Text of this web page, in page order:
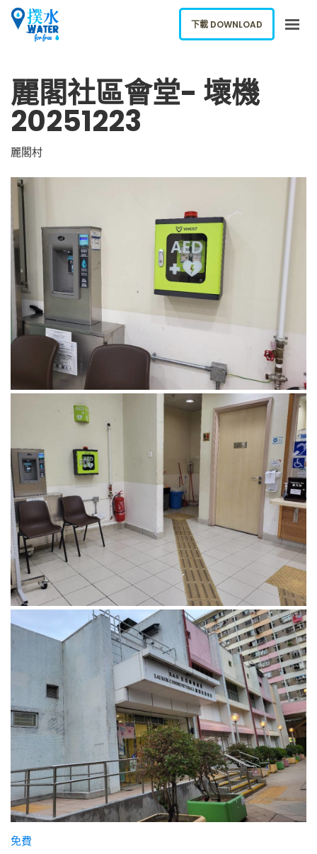
關於我們
下載應用
網誌
ENGLISH
下載 DOWNLOAD
麗閣社區會堂- 壞機
20251223
麗閣村
免費
下載 DOWNLOAD